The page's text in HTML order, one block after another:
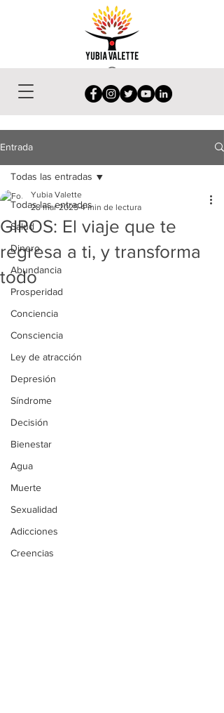
Entrada
Todas las entradas
Salud
Dinero
Abundancia
Prosperidad
Conciencia
Consciencia
Ley de atracción
Depresión
Síndrome
Decisión
Bienestar
Agua
Muerte
Sexualidad
Adicciones
Creencias
Todas las entradas
GIROS: El viaje que te
regresa a ti, y transforma
todo
Yubia Valette
28 mar 2025 4 min de lectura